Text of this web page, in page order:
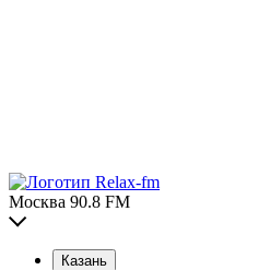
Москва 90.8 FM
Казань